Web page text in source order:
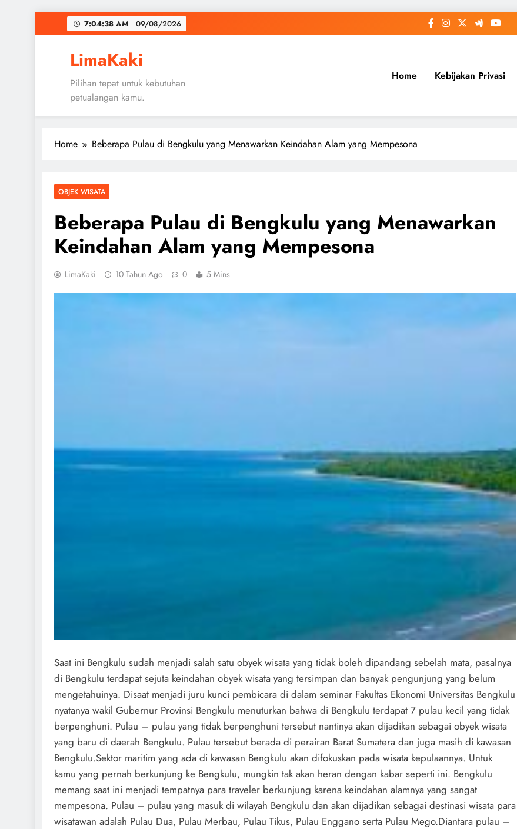
to
7:04:38 AM 09/08/2026
LimaKaki
Pilihan tepat untuk kebutuhan
petualangan kamu.
Home Kebijakan Privasi
Home Beberapa Pulau di Bengkulu yang Menawarkan Keindahan Alam yang Mempesona
OBJEK WISATA
Beberapa Pulau di Bengkulu yang Menawarkan
Keindahan Alam yang Mempesona
LimaKaki 10 Tahun Ago 0 5 Mins
Saat ini Bengkulu sudah menjadi salah satu obyek wisata yang tidak boleh dipandang sebelah mata, pasalnya
di Bengkulu terdapat sejuta keindahan obyek wisata yang tersimpan dan banyak pengunjung yang belum
mengetahuinya. Disaat menjadi juru kunci pembicara di dalam seminar Fakultas Ekonomi Universitas Bengkulu
nyatanya wakil Gubernur Provinsi Bengkulu menuturkan bahwa di Bengkulu terdapat 7 pulau kecil yang tidak
berpenghuni. Pulau – pulau yang tidak berpenghuni tersebut nantinya akan dijadikan sebagai obyek wisata
yang baru di daerah Bengkulu. Pulau tersebut berada di perairan Barat Sumatera dan juga masih di kawasan
Bengkulu.Sektor maritim yang ada di kawasan Bengkulu akan difokuskan pada wisata kepulaannya. Untuk
kamu yang pernah berkunjung ke Bengkulu, mungkin tak akan heran dengan kabar seperti ini. Bengkulu
memang saat ini menjadi tempatnya para traveler berkunjung karena keindahan alamnya yang sangat
mempesona. Pulau – pulau yang masuk di wilayah Bengkulu dan akan dijadikan sebagai destinasi wisata para
wisatawan adalah Pulau Dua, Pulau Merbau, Pulau Tikus, Pulau Enggano serta Pulau Mego.Diantara pulau –